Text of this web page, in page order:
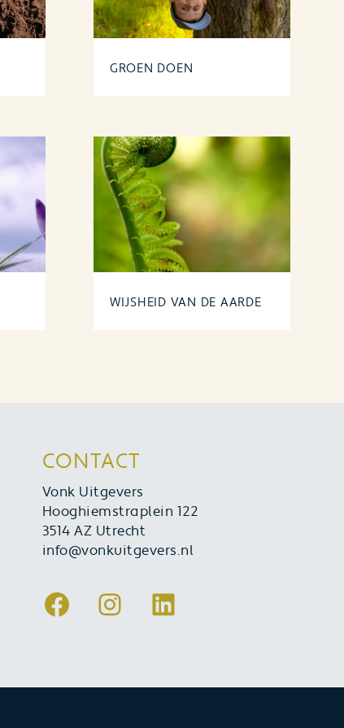
Duurzame landbouw en
GROEN DOEN
WIJSHEID VAN DE AARDE
CONTACT
Vonk Uitgevers
Hooghiemstraplein 122
3514 AZ Utrecht
info@vonkuitgevers.nl
Facebook
Instagram
LinkedIn